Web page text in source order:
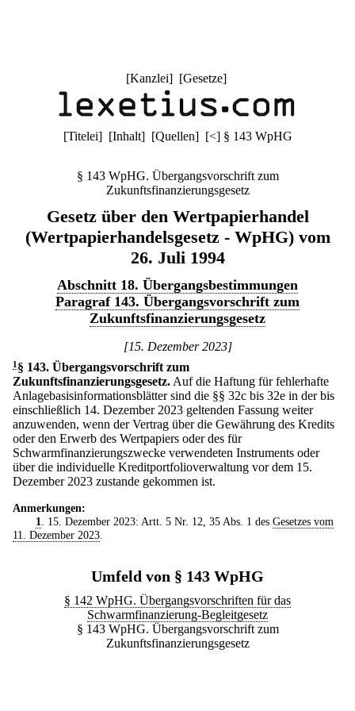
[Kanzlei] [Gesetze]
[Titelei] [Inhalt] [Quellen] [<] § 143 WpHG
§ 143 WpHG. Übergangsvorschrift zum
Zukunftsfinanzierungsgesetz
Gesetz über den Wertpapierhandel
(Wertpapierhandelsgesetz - WpHG) vom
26. Juli 1994
Abschnitt 18. Übergangsbestimmungen
Paragraf 143. Übergangsvorschrift zum
Zukunftsfinanzierungsgesetz
[15. Dezember 2023]
1 § 143. Übergangsvorschrift zum
Zukunftsfinanzierungsgesetz. Auf die Haftung für fehlerhafte
Anlagebasisinformationsblätter sind die §§ 32c bis 32e in der bis
einschließlich 14. Dezember 2023 geltenden Fassung weiter
anzuwenden, wenn der Vertrag über die Gewährung des Kredits
oder den Erwerb des Wertpapiers oder des für
Schwarmfinanzierungszwecke verwendeten Instruments oder
über die individuelle Kreditportfolioverwaltung vor dem 15.
Dezember 2023 zustande gekommen ist.
Anmerkungen:
1
. 15. Dezember 2023: Artt. 5 Nr. 12, 35 Abs. 1 des Gesetzes vom
11. Dezember 2023
Umfeld von § 143 WpHG
§ 142 WpHG. Übergangsvorschriften für das
Schwarmfinanzierung-Begleitgesetz
§ 143 WpHG. Übergangsvorschrift zum
Zukunftsfinanzierungsgesetz